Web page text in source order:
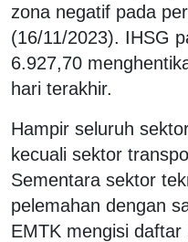
zona negatif pada
(16/11/2023). IHSG
6.927,70
hari terakhir.
Hampir seluruh
kecuali sektor
Sementara sektor
pelemahan dengan
EMTK mengisi daftar